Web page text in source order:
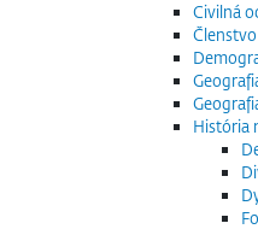
Civilná
História